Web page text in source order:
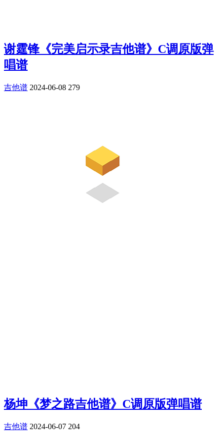
谢霆锋《完美启示录吉他谱》C调原版弹
唱谱
吉他谱 2024-06-08 279
杨坤《梦之路吉他谱》C调原版弹唱谱
吉他谱 2024-06-07 204